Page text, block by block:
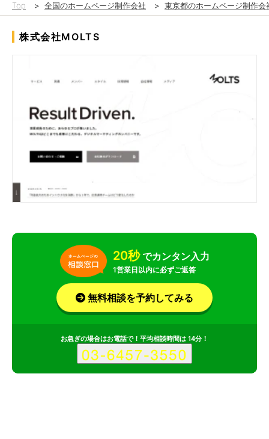
Top > 全国のホームページ制作会社 > 東京都のホームページ制作会
株式会社MOLTS
20秒でカンタン入力
1営業日以内に必ずご返答
無料相談を予約してみる
お急ぎの場合はお電話で！平均相談時間は 14分！